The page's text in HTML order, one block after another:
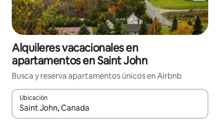
Alquileres vacacionales en
apartamentos en Saint John
Busca y reserva apartamentos únicos en Airbnb
Ubicación
Cuando los resultados estén disponibles, navega con las